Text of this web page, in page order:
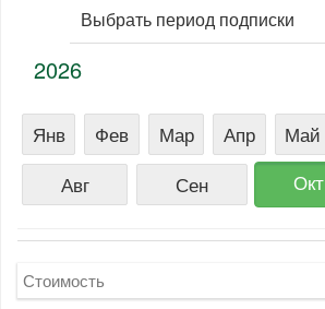
Выбрать период подписки
2026
Янв Фев Мар Апр Май
Авг
Сен Окт
Стоимость